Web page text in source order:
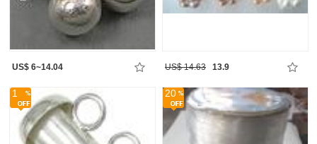
US$ 6~14.04 US$ 14.63 13.9
1 20